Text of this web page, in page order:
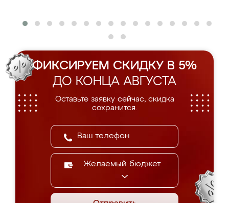
ФИКСИРУЕМ СКИДКУ В 5%
ДО КОНЦА АВГУСТА
Оставьте заявку сейчас, скидка
сохранится.
Желаемый бюджет